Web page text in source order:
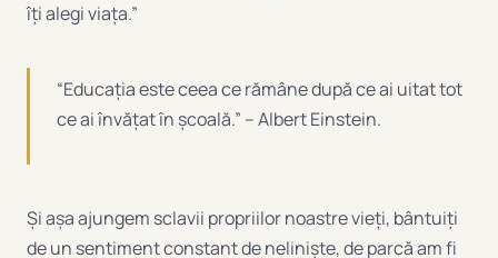
îți alegi viața.”
“Educația este ceea ce rămâne după ce ai uitat tot
ce ai învățat în școală.” – Albert Einstein.
Și așa ajungem sclavii propriilor noastre vieți, bântuiți
de un sentiment constant de neliniște, de parcă am fi